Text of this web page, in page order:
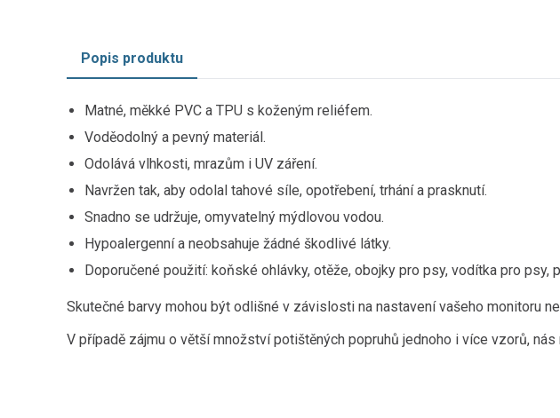
Popis produktu
Matné, měkké PVC a TPU s koženým reliéfem.
Voděodolný a pevný materiál.
Odolává vlhkosti, mrazům i UV záření.
Navržen tak, aby odolal tahové síle, opotřebení, trhání a prasknutí.
Snadno se udržuje, omyvatelný mýdlovou vodou.
Hypoalergenní a neobsahuje žádné škodlivé látky.
Doporučené použití: koňské ohlávky, otěže, obojky pro psy, vodítka pro psy,
Skutečné barvy mohou být odlišné v závislosti na nastavení vašeho monitoru
V případě zájmu o větší množství potištěných popruhů jednoho i více vzorů,